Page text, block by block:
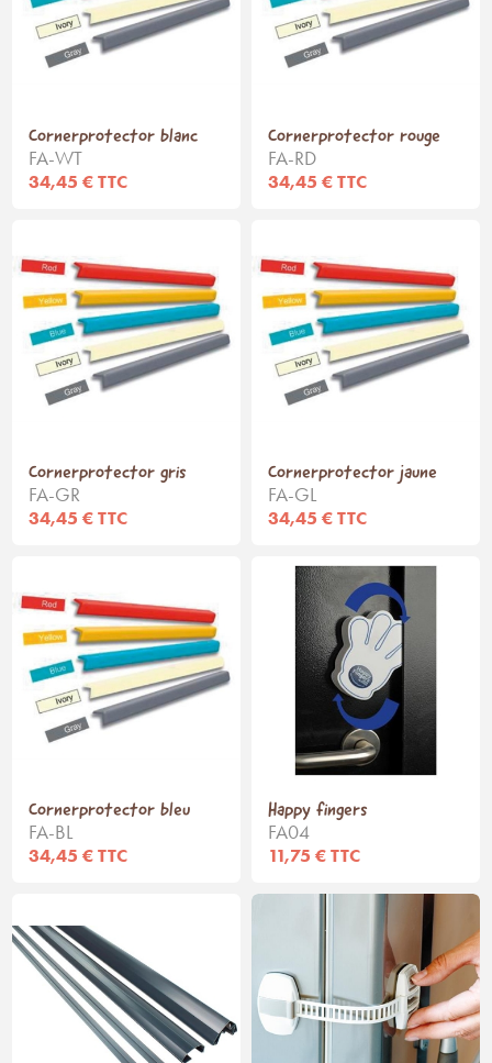
Cornerprotector blanc
FA-WT
34,45 € TTC
Cornerprotector rouge
FA-RD
34,45 € TTC
Cornerprotector gris
FA-GR
34,45 € TTC
Cornerprotector jaune
FA-GL
34,45 € TTC
Cornerprotector bleu
FA-BL
34,45 € TTC
Happy fingers
FA04
11,75 € TTC